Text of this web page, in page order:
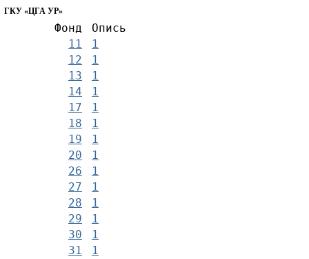
ГКУ «ЦГА УР»
Фонд
Опись
11
1
12
1
13
1
14
1
17
1
18
1
19
1
20
1
26
1
27
1
28
1
29
1
30
1
31
1